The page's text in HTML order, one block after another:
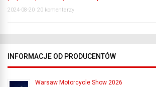
2024-08-20 20 komentarzy
INFORMACJE OD PRODUCENTÓW
Warsaw Motorcycle Show 2026